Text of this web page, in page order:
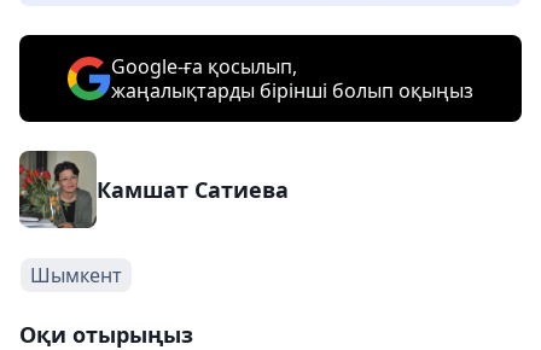
Google-ға қосылып,
жаңалықтарды бірінші болып оқыңыз
Камшат Сатиева
Шымкент
Оқи отырыңыз